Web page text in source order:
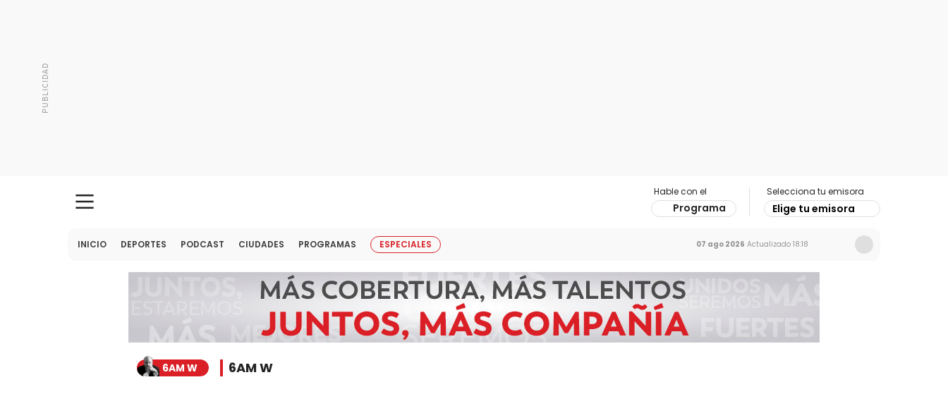
Hable con el
Programa
Selecciona tu emisora
Elige tu emisora
INICIO DEPORTES PODCAST CIUDADES PROGRAMAS ESPECIALES 07 ago 2026 Actualizado 18:18
6AM W 6AM W